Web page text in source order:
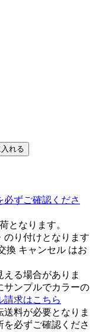
必ずご確認くださ
となります。
のり付けとなります
換 キャンセル はお
る場合がありま
サンプルでカラーの
請求はこちら
料が必要となりま
必ずご確認くださ